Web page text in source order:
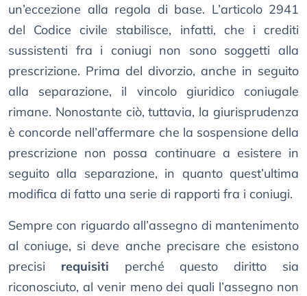
un’eccezione alla regola di base. L’articolo 2941
del Codice civile stabilisce, infatti, che i crediti
sussistenti fra i coniugi non sono soggetti alla
prescrizione. Prima del divorzio, anche in seguito
alla separazione, il vincolo giuridico coniugale
rimane. Nonostante ciò, tuttavia, la giurisprudenza
è concorde nell’affermare che la sospensione della
prescrizione non possa continuare a esistere in
seguito alla separazione, in quanto quest’ultima
modifica di fatto una serie di rapporti fra i coniugi.
Sempre con riguardo all’assegno di mantenimento
al coniuge, si deve anche precisare che esistono
precisi requisiti perché questo diritto sia
riconosciuto, al venir meno dei quali l’assegno non